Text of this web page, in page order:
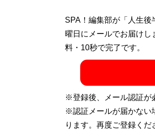
SPA！編集部が「人生
曜日にメールでお届け
料・10秒で完了です。
※登録後、メール認証が
※認証メールが届かない
ります。再度ご登録くだ